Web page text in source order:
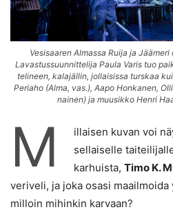
Vesisaaren Almassa Ruija ja
Lavastussuunnittelija Paula Varis tuo
telineen, kalajällin, jollaisissa turskaa
Periaho (Alma, vas.), Aapo Honkanen,
nainen) ja muusikko Henri
M
illaisen kuvan voi
sellaiselle
karhuista, Timo K.
veriveli, ja joka osasi
milloin mihinkin karvaan?